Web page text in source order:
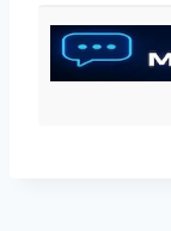
publication :